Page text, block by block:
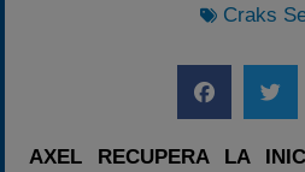
Craks
AXEL RECUPERA LA